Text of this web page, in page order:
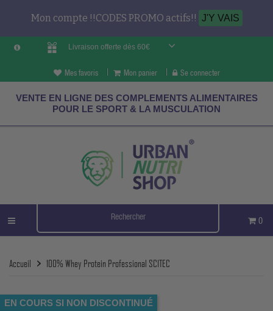
Mon compte !!CODES PROMO actifs!! J'Y VAIS
Livraison offerte dès 60€
Mes favoris Mon panier Se connecter
VENTE EN LIGNE DES COMPLEMENTS ALIMENTAIRES
POUR LE SPORT & LA MUSCULATION
0
Accueil 100% Whey Protein Professional SCITEC
EN COURS SI NON DISCONTINUÉ